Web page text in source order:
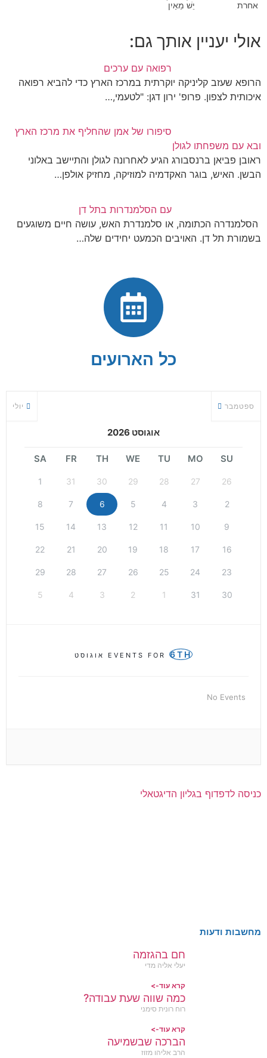
אחרת
יֵשׁ מֵאַיִן
אולי יעניין אותך גם:
רפואה עם ערכים
הרופא שעזב קליניקה יוקרתית במרכז הארץ כדי להביא רפואה
איכותית לצפון. פרופ' ירון דגן: "לטעמי,…
סיפורו של אמן שהחליף את מרכז הארץ
ובא עם משפחתו לגולן
ראובן פביאן ברנסבורג הגיע לאחרונה לגולן והתיישב באלוני
הבשן. האיש, בוגר האקדמיה למוזיקה, מחזיק אולפן…
עם הסלמנדרות בתל דן
הסלמנדרה הכתומה, או סלמנדרת האש, עושה חיים משוגעים
בשמורת תל דן. האויבים הכמעט יחידים שלה…
כל הארועים
יולי
אוגוסט 2026
ספטמבר
SU
MO
TU
WE
TH
FR
SA
26
27
28
29
30
31
1
2
3
4
5
6
7
8
9
10
11
12
13
14
15
16
17
18
19
20
21
22
23
24
25
26
27
28
29
30
31
1
2
3
4
5
EVENTS FOR 6TH אוגוסט
No Events
כניסה לדפדוף בגליון הדיגטאלי
מחשבות ודעות
חם בהגזמה
יעלי אליה מדי
קרא עוד->
כמה שווה שעת עבודה?
רוח רונית סימני
קרא עוד->
הברכה שבשמיעה
הרב אליהו מזוז